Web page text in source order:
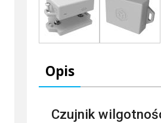
Opis
Czujnik